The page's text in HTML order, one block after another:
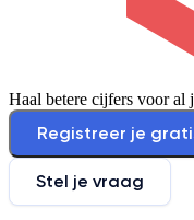
Haal betere cijfers voor al
Registreer je
Stel je vraag